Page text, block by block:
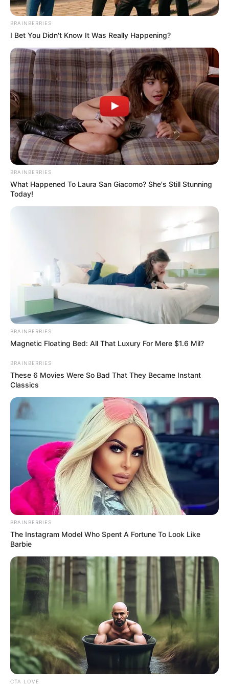
Posted
in
Friss hírek
Feldolgozhatatlan tragédia híre
jött ma délutánra! Hatalmas név
távozott közülünk! Ugye
tudjátok, ki volt Ő:
Egy büntetés-végrehajtási egyenruhás tragikus
módon elhunyt Csengeren szolgálat közben. Egy
súlyos munkahelyi baleset történt csütörtök
délelőtt a csengeri börtön építkezésén. Fehér
László főtörzszászlós súlyos sérüléseket
szenvedett szolgálat közben, és sajnos a
helyszínen életét vesztette.
BRAINBERRIES
I Bet You Didn't Know It Was Really Happening?
BRAINBERRIES
What Happened To Laura San Giacomo? She's Still Stunning
Today!
BRAINBERRIES
Magnetic Floating Bed: All That Luxury For Mere $1.6 Mil?
BRAINBERRIES
These 6 Movies Were So Bad That They Became Instant
Classics
BRAINBERRIES
The Instagram Model Who Spent A Fortune To Look Like
Barbie
CTA LOVE